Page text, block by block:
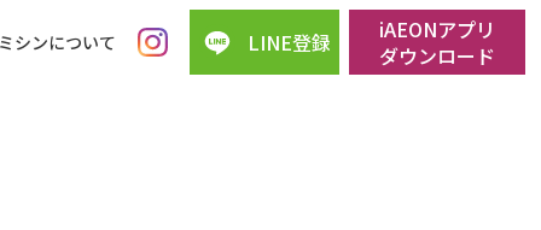
シンについて LINE登録
iAEONアプリ
ダウンロード